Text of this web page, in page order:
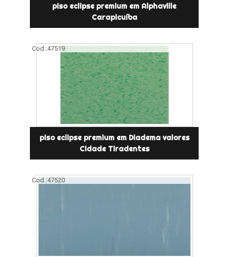
piso eclipse premium em Alphaville
Carapicuíba
Cod.:47519
piso eclipse premium em Diadema valores
Cidade Tiradentes
Cod.:47520